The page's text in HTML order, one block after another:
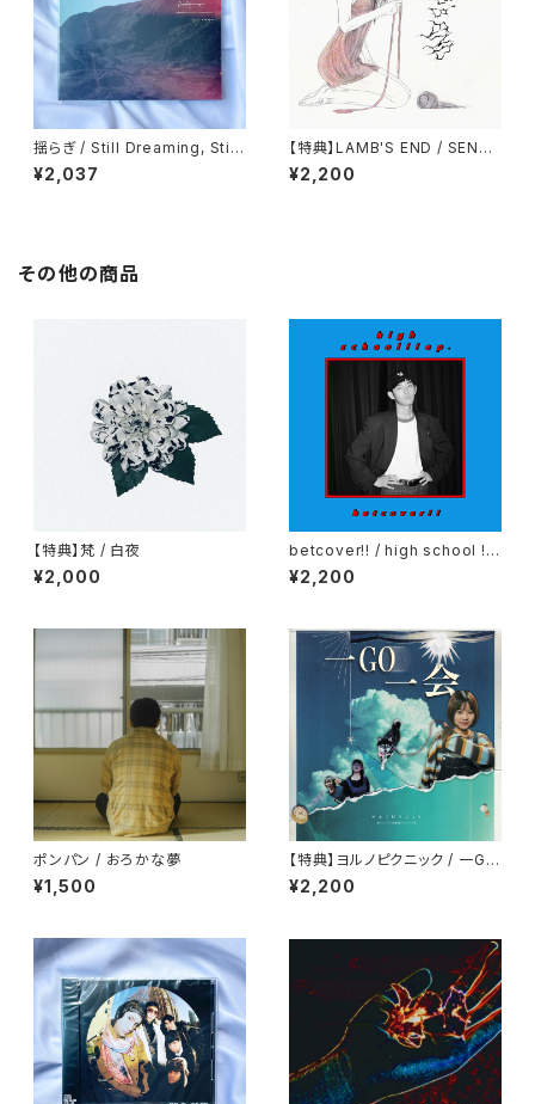
揺らぎ / Still Dreaming, Still
Deafening
¥2,037
【特典】LAMB'S END / SENTI
MENT
¥2,200
その他の商品
【特典】梵 / 白夜
¥2,000
betcover!! / high school !!
ep.
¥2,200
ポンパン / おろかな夢
¥1,500
【特典】ヨルノピクニック / 一GO
一会
¥2,200